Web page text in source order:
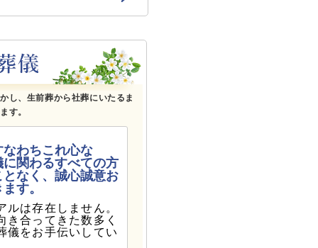
もの時に困らないために・・ 互助会のご案内
し、生前葬から社葬にいたるま
す。
わちこれ心な
関わるすべての方
なく、誠心誠意お
す。
ルは存在しません。
き合ってきた数多く
儀をお手伝いしてい